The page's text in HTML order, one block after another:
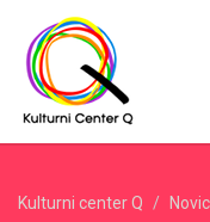
Kulturni center Q